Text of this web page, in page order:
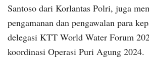
Santoso dari Korlantas Polri, juga
pengamanan dan pengawalan para
delegasi KTT World Water Forum
koordinasi Operasi Puri Agung 2024.